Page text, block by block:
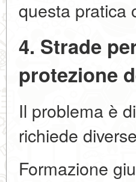
questa pratica
4. Strade
protezione
Il problema è
richiede
Formazione